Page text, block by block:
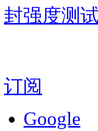
封强度测
订阅
Google